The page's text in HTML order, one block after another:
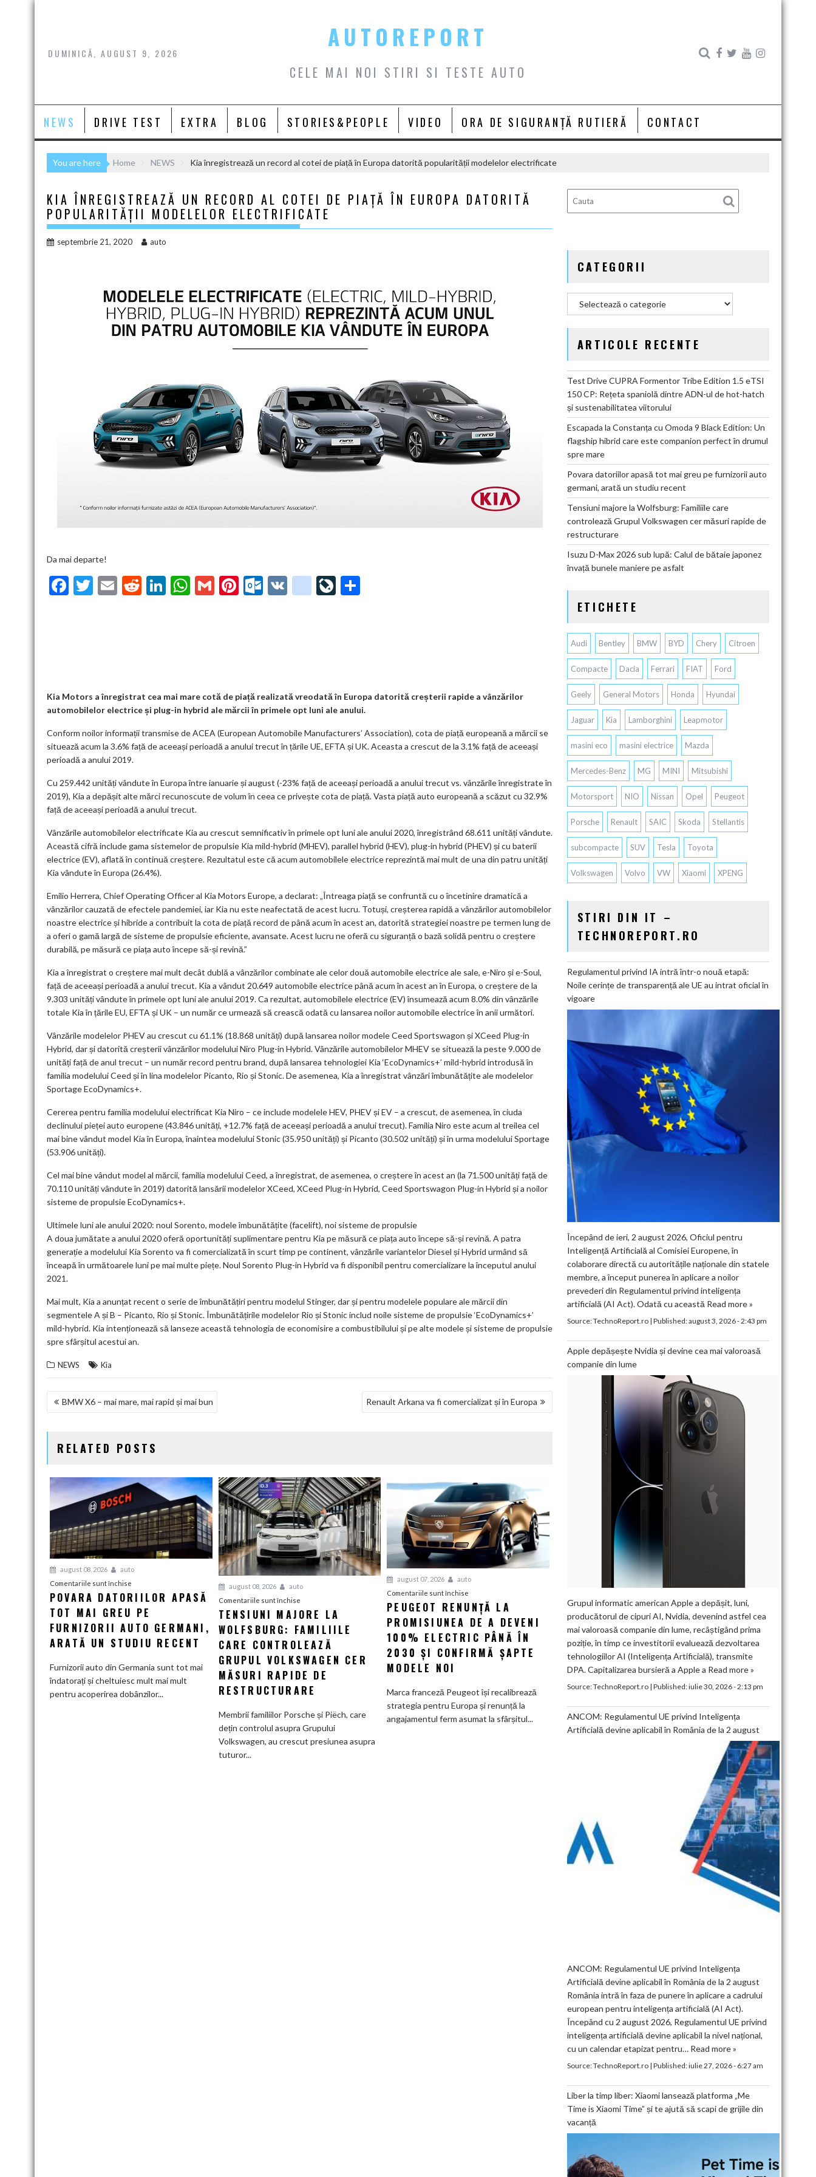
Skip
DUMINICĂ, AUGUST 9, 2026
AUTOREPORT
CELE MAI NOI STIRI SI TESTE AUTO
NEWS DRIVE TEST EXTRA BLOG STORIES&PEOPLE VIDEO ORA DE SIGURANȚĂ RUTIERĂ CONTACT
You are here Home NEWS Kia înregistrează un record al cotei de piață în Europa datorită popularității modelelor electrificate
KIA ÎNREGISTREAZĂ UN RECORD AL COTEI DE PIAȚĂ ÎN EUROPA DATORITĂ
POPULARITĂȚII MODELELOR ELECTRIFICATE
septembrie 21, 2020 auto
Da mai departe!
F
k
T
E
R
Li W
p
G
Pi O
m
V
g
o
o
k
ar
ks
Li
Kia Motors a înregistrat cea mai mare cotă de piață realizată vreodată în Europa datorită creșterii rapide a vânzărilor
automobilelor electrice și plug-in hybrid ale mărcii în primele opt luni ale anului.
Conform noilor informații transmise de ACEA (European Automobile Manufacturers’ Association), cota de piață europeană a mărcii se
situează acum la 3.6% față de aceeași perioadă a anului trecut în țările UE, EFTA și UK. Aceasta a crescut de la 3.1% față de aceeași
perioadă a anului 2019.
Cu 259.442 unități vândute în Europa între ianuarie și august (-23% față de aceeași perioadă a anului trecut vs. vânzările înregistrate în
2019), Kia a depășit alte mărci recunoscute de volum în ceea ce privește cota de piață. Vasta piață auto europeană a scăzut cu 32.9%
față de aceeași perioadă a anului trecut.
Vânzările automobilelor electrificate Kia au crescut semnificativ în primele opt luni ale anului 2020, înregistrând 68.611 unități vândute.
Această cifră include gama sistemelor de propulsie Kia mild-hybrid (MHEV), parallel hybrid (HEV), plug-in hybrid (PHEV) și cu baterii
electrice (EV), aflată în continuă creștere. Rezultatul este că acum automobilele electrice reprezintă mai mult de una din patru unități
Kia vândute în Europa (26.4%).
Emilio Herrera, Chief Operating Officer al Kia Motors Europe, a declarat: „Întreaga piață se confruntă cu o încetinire dramatică a
vânzărilor cauzată de efectele pandemiei, iar Kia nu este neafectată de acest lucru. Totuși, creșterea rapidă a vânzărilor automobilelor
noastre electrice și hibride a contribuit la cota de piață record de până acum în acest an, datorită strategiei noastre pe termen lung de
a oferi o gamă largă de sisteme de propulsie eficiente, avansate. Acest lucru ne oferă cu siguranță o bază solidă pentru o creștere
durabilă, pe măsură ce piața auto începe să-și revină.”
Kia a înregistrat o creștere mai mult decât dublă a vânzărilor combinate ale celor două automobile electrice ale sale, e-Niro și e-Soul,
față de aceeași perioadă a anului trecut. Kia a vândut 20.649 automobile electrice până acum în acest an în Europa, o creștere de la
9.303 unități vândute în primele opt luni ale anului 2019. Ca rezultat, automobilele electrice (EV) însumează acum 8.0% din vânzările
totale Kia în țările EU, EFTA și UK – un număr ce urmează să crească odată cu lansarea noilor automobile electrice în anii următori.
Vânzările modelelor PHEV au crescut cu 61.1% (18.868 unități) după lansarea noilor modele Ceed Sportswagon și XCeed Plug-in
Hybrid, dar și datorită creșterii vânzărilor modelului Niro Plug-in Hybrid. Vânzările automobilelor MHEV se situează la peste 9.000 de
unități față de anul trecut – un număr record pentru brand, după lansarea tehnologiei Kia ‘EcoDynamics+’ mild-hybrid introdusă în
familia modelului Ceed și în lina modelelor Picanto, Rio și Stonic. De asemenea, Kia a înregistrat vânzări îmbunătățite ale modelelor
Sportage EcoDynamics+.
Cererea pentru familia modelului electrificat Kia Niro – ce include modelele HEV, PHEV și EV – a crescut, de asemenea, în ciuda
declinului pieței auto europene (43.846 unități, +12.7% față de aceeași perioadă a anului trecut). Familia Niro este acum al treilea cel
mai bine vândut model Kia în Europa, înaintea modelului Stonic (35.950 unități) și Picanto (30.502 unități) și în urma modelului Sportage
(53.906 unități).
Cel mai bine vândut model al mărcii, familia modelului Ceed, a înregistrat, de asemenea, o creștere în acest an (la 71.500 unități față de
70.110 unități vândute în 2019) datorită lansării modelelor XCeed, XCeed Plug-in Hybrid, Ceed Sportswagon Plug-in Hybrid și a noilor
sisteme de propulsie EcoDynamics+.
Ultimele luni ale anului 2020: noul Sorento, modele îmbunătățite (facelift), noi sisteme de propulsie
A doua jumătate a anului 2020 oferă oportunități suplimentare pentru Kia pe măsură ce piața auto începe să-și revină. A patra
generație a modelului Kia Sorento va fi comercializată în scurt timp pe continent, vânzările variantelor Diesel și Hybrid urmând să
înceapă în următoarele luni pe mai multe piețe. Noul Sorento Plug-in Hybrid va fi disponibil pentru comercializare la începutul anului
2021.
Mai mult, Kia a anunțat recent o serie de îmbunătățiri pentru modelul Stinger, dar și pentru modelele populare ale mărcii din
segmentele A și B – Picanto, Rio și Stonic. Îmbunătățirile modelelor Rio și Stonic includ noile sisteme de propulsie ‘EcoDynamics+’
mild-hybrid. Kia intenționează să lanseze această tehnologia de economisire a combustibilului și pe alte modele și sisteme de propulsie
spre sfârșitul acestui an.
NEWS Kia
NAVIGARE
ARTICOLE
BMW X6 – mai mare, mai rapid și mai bun Renault Arkana va fi comercializat și în Europa
RELATED POSTS
august 08, 2026
auto
Comentariile sunt închise
Povara
datoriilor
apasă
mai
furnizorii
POVARA DATORIILOR APASĂ
TOT MAI GREU PE
FURNIZORII AUTO GERMANI,
ARATĂ UN STUDIU RECENT
Furnizorii auto din Germania sunt tot mai
îndatorați și cheltuiesc mult mai mult
pentru acoperirea dobânzilor...
august 08, 2026
auto
Comentariile sunt închisepentru
Tensiuni
majore
la
Familiile
care
controlează
Volkswagen
cer
măsuri
TENSIUNI MAJORE LA
WOLFSBURG: FAMILIILE
CARE CONTROLEAZĂ
GRUPUL VOLKSWAGEN CER
MĂSURI RAPIDE DE
RESTRUCTURARE
Membrii familiilor Porsche și Piëch, care
dețin controlul asupra Grupului
Volkswagen, au crescut presiunea asupra
tuturor...
august 07, 2026
auto
Comentariile sunt închise
Peugeot
renunță
la
promisiunea
de
100%
electric
PEUGEOT RENUNȚĂ LA
PROMISIUNEA DE A DEVENI
100% ELECTRIC PÂNĂ ÎN
2030 ȘI CONFIRMĂ ȘAPTE
MODELE NOI
Marca franceză Peugeot își recalibrează
strategia pentru Europa și renunță la
angajamentul ferm asumat la sfârșitul...
CATEGORII
ARTICOLE RECENTE
Test Drive CUPRA Formentor Tribe Edition 1.5 eTSI
150 CP: Rețeta spaniolă dintre ADN-ul de hot-hatch
și sustenabilitatea viitorului
Escapada la Constanța cu Omoda 9 Black Edition: Un
flagship hibrid care este companion perfect în drumul
spre mare
Povara datoriilor apasă tot mai greu pe furnizorii auto
germani, arată un studiu recent
Tensiuni majore la Wolfsburg: Familiile care
controlează Grupul Volkswagen cer măsuri rapide de
restructurare
Isuzu D-Max 2026 sub lupă: Calul de bătaie japonez
învață bunele maniere pe asfalt
ETICHETE
Audi Bentley BMW BYD Chery Citroen
Compacte Dacia Ferrari FIAT Ford
Geely General Motors Honda Hyundai
Jaguar Kia Lamborghini Leapmotor
masini eco masini electrice Mazda
Mercedes-Benz MG MINI Mitsubishi
Motorsport NIO Nissan Opel Peugeot
Porsche Renault SAIC Skoda Stellantis
subcompacte SUV Tesla Toyota
Volkswagen Volvo VW Xiaomi XPENG
STIRI DIN IT –
TECHNOREPORT.RO
Regulamentul privind IA intră într-o nouă etapă:
Noile cerințe de transparență ale UE au intrat oficial în
vigoare
Începând de ieri, 2 august 2026, Oficiul pentru
Inteligență Artificială al Comisiei Europene, în
colaborare directă cu autoritățile naționale din statele
membre, a început punerea în aplicare a noilor
prevederi din Regulamentul privind inteligența
artificială (AI Act). Odată cu această Read more »
Source:TechnoReport.ro| Published:august 3, 2026 - 2:43 pm
Apple depășește Nvidia și devine cea mai valoroasă
companie din lume
Grupul informatic american Apple a depășit, luni,
producătorul de cipuri AI, Nvidia, devenind astfel cea
mai valoroasă companie din lume, recâștigând prima
poziție, în timp ce investitorii evaluează dezvoltarea
tehnologiilor AI (Inteligența Artificială), transmite
DPA. Capitalizarea bursieră a Apple a Read more »
Source:TechnoReport.ro| Published:iulie 30, 2026 - 2:13 pm
ANCOM: Regulamentul UE privind Inteligența
Artificială devine aplicabil în România de la 2 august
ANCOM: Regulamentul UE privind Inteligența
Artificială devine aplicabil în România de la 2 august
România intră în faza de punere în aplicare a cadrului
european pentru inteligența artificială (AI Act).
Începând cu 2 august 2026, Regulamentul UE privind
inteligența artificială devine aplicabil la nivel național,
cu un calendar etapizat pentru… Read more »
Source:TechnoReport.ro| Published:iulie 27, 2026 - 6:27 am
Liber la timp liber: Xiaomi lansează platforma „Me
Time is Xiaomi Time” și te ajută să scapi de grijile din
vacanță